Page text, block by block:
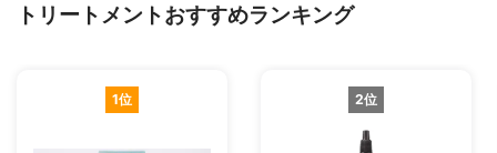
トリートメントおすすめランキング
1位 2位